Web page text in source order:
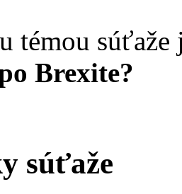
témou súťaže
Brexite?
súťaže